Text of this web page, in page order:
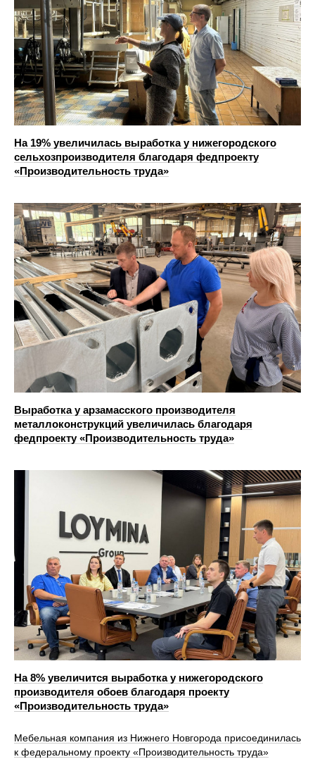
На 19% увеличилась выработка у нижегородского
сельхозпроизводителя благодаря федпроекту
«Производительность труда»
Выработка у арзамасского производителя
металлоконструкций увеличилась благодаря
федпроекту «Производительность труда»
На 8% увеличится выработка у нижегородского
производителя обоев благодаря проекту
«Производительность труда»
Мебельная компания из Нижнего Новгорода присоединилась
к федеральному проекту «Производительность труда»